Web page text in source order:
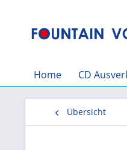
Home CD
Übersicht